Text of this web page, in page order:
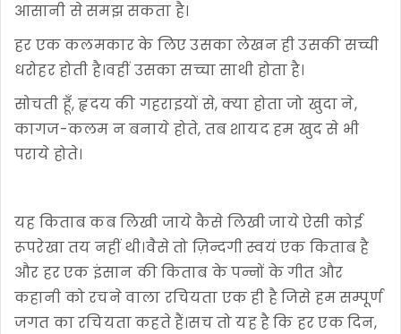
आसानी से समझ सकता है।
हर एक कलमकार के लिए उसका लेखन ही उसकी सच्ची
धरोहर होती है।वहीं उसका सच्चा साथी होता है।
सोचती हूँ, हृदय की गहराइयों से, क्या होता जो खुदा ने,
कागज-कलम न बनाये होते, तब शायद हम खुद से भी
पराये होते।
यह किताब कब लिखी जाये कैसे लिखी जाये ऐसी कोई
रूपरेखा तय नहीं थी।वैसे तो ज़िन्दगी स्वयं एक किताब है
और हर एक इंसान की किताब के पन्नों के गीत और
कहानी को रचने वाला रचियता एक ही है जिसे हम सम्पूर्ण
जगत का रचियता कहते हैं।सच तो यह है कि हर एक दिन,